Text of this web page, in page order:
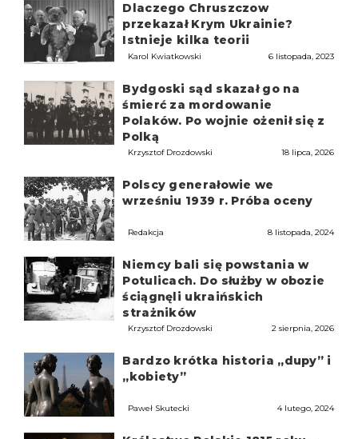
Dlaczego Chruszczow
przekazał Krym Ukrainie?
Istnieje kilka teorii
Karol Kwiatkowski 6 listopada, 2023
Bydgoski sąd skazał go na
śmierć za mordowanie
Polaków. Po wojnie ożenił się z
Polką
Krzysztof Drozdowski 18 lipca, 2026
Polscy generałowie we
wrześniu 1939 r. Próba oceny
Redakcja 8 listopada, 2024
Niemcy bali się powstania w
Potulicach. Do służby w obozie
ściągnęli ukraińskich
strażników
Krzysztof Drozdowski 2 sierpnia, 2026
Bardzo krótka historia „dupy” i
„kobiety”
Paweł Skutecki 4 lutego, 2024